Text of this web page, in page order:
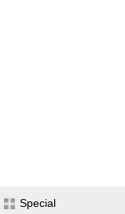
Special